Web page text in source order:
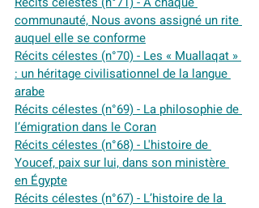
communauté, Nous avons assigné un rite
auquel elle se conforme
Récits célestes (n°70) - Les « Muallaqat »
: un héritage civilisationnel de la langue
arabe
Récits célestes (n°69) - La philosophie de
l’émigration dans le Coran
Récits célestes (n°68) - L'histoire de
Youcef, paix sur lui, dans son ministère
en Égypte
Récits célestes (n°67) - L’histoire de la